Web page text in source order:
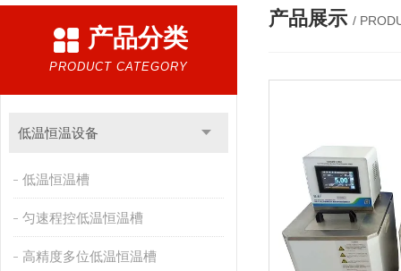
产品分类
PRODUCT CATEGORY
低温恒温设备
低温恒温槽
匀速程控低温恒温槽
高精度多位低温恒温槽
产品展示 /